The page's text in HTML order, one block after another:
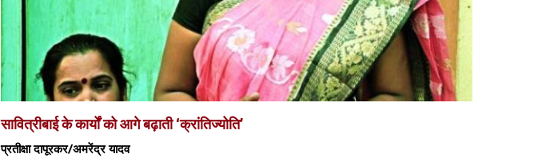
सावित्रीबाई के कार्यों को आगे बढ़ाती ‘क्रांतिज्योति’
प्रतीक्षा दापूरकर/अमरेंद्र यादव